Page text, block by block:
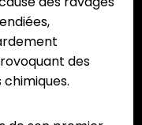
des